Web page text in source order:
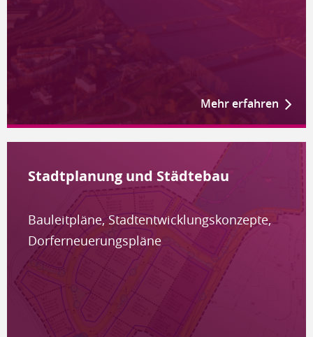
Mehr erfahren
Stadtplanung und Städtebau
Bauleitpläne, Stadtentwicklungskonzepte,
Dorferneuerungspläne